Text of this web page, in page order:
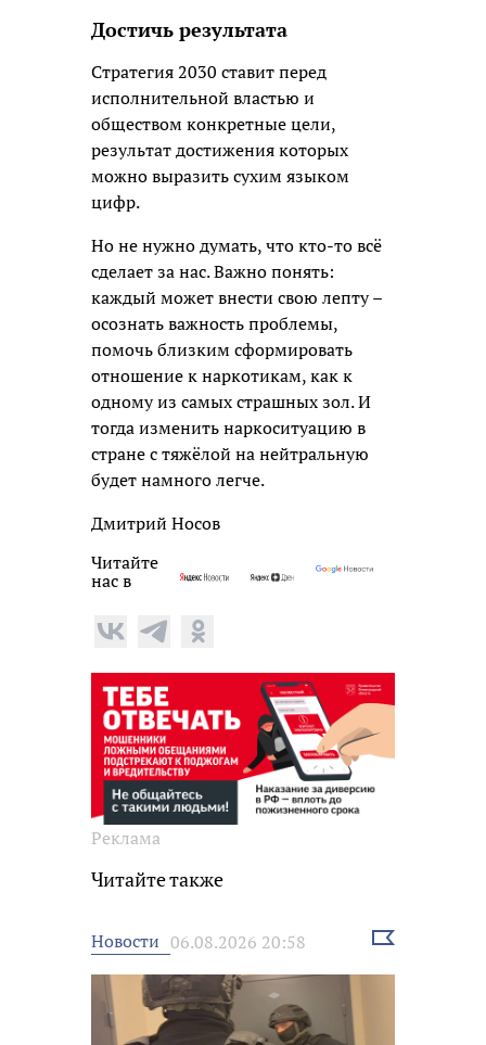
Достичь результата
Стратегия 2030 ставит перед
исполнительной властью и
обществом конкретные цели,
результат достижения которых
можно выразить сухим языком
цифр.
Но не нужно думать, что кто-то всё
сделает за нас. Важно понять:
каждый может внести свою лепту –
осознать важность проблемы,
помочь близким сформировать
отношение к наркотикам, как к
одному из самых страшных зол. И
тогда изменить наркоситуацию в
стране с тяжёлой на нейтральную
будет намного легче.
Дмитрий Носов
Читайте
нас в
Реклама
Читайте также
Новости 06.08.2026 20:58
Выбрать